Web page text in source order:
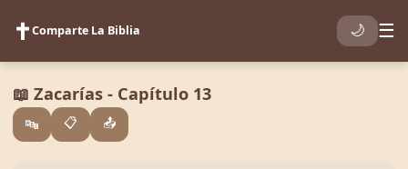
✝️Comparte La Biblia 🌙 ☰
📖 Zacarías - Capítulo 13
🔤 📋 📤